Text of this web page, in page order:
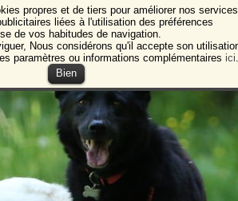
de Burgos
plantes de Burgos
propres et de tiers pour améliorer nos services
liées à l'utilisation des préférences
de vos habitudes de navigation.
Nous considérons qu'il accepte son
paramètres ou informations complémentaires ici.
Bien